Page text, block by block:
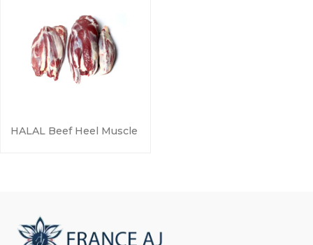
HALAL Beef Heel Muscle